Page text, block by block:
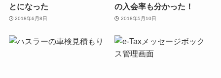
とになった
2018年6月8日
の入会率も分かった！
2018年5月10日